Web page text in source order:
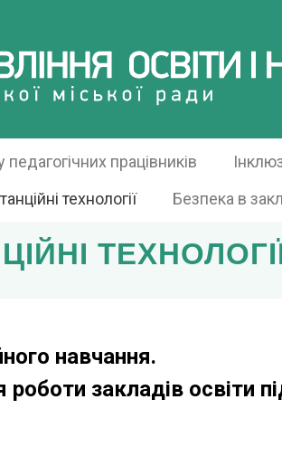
працівників
технології Безпека в
навчання.
закладів освіти